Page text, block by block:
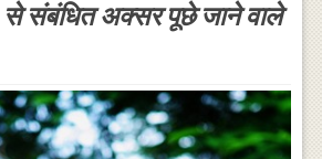
संबंधित अक्सर पूछे जाने वाले